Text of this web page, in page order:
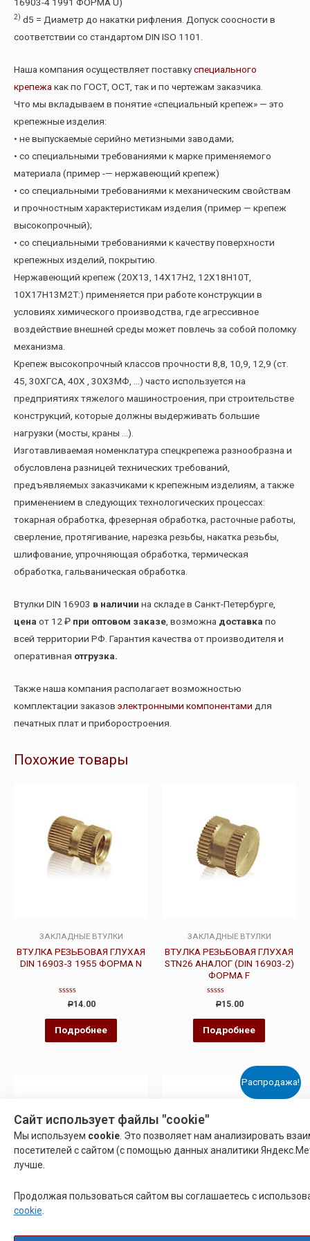
16903-4 1991 ФОРМА U)
2) d5 = Диаметр до накатки рифления. Допуск соосности в
соответствии со стандартом DIN ISO 1101.
Наша компания осуществляет поставкуспециального
крепежакак по ГОСТ, ОСТ, так и по чертежам заказчика.
Что мы вкладываем в понятие «специальный крепеж» — это
крепежные изделия:
• не выпускаемые серийно метизными заводами;
• со специальными требованиями к марке применяемого
материала (пример -— нержавеющий крепеж)
• со специальными требованиями к механическим свойствам
и прочностным характеристикам изделия (пример — крепеж
высокопрочный);
• со специальными требованиями к качеству поверхности
крепежных изделий, покрытию.
Нержавеющий крепеж (20Х13, 14Х17Н2, 12Х18Н10Т,
10Х17Н13М2Т:) применяется при работе конструкции в
условиях химического производства, где агрессивное
воздействие внешней среды может повлечь за собой поломку
механизма.
Крепеж высокопрочный классов прочности 8,8, 10,9, 12,9 (ст.
45, 30ХГСА, 40Х , 30Х3МФ, …) часто используется на
предприятиях тяжелого машиностроения, при строительстве
конструкций, которые должны выдерживать большие
нагрузки (мосты, краны …).
Изготавливаемая номенклатура спецкрепежа разнообразна и
обусловлена разницей технических требований,
предъявляемых заказчиками к крепежным изделиям, а также
применением в следующих технологических процессах:
токарная обработка, фрезерная обработка, расточные работы,
сверление, протягивание, нарезка резьбы, накатка резьбы,
шлифование, упрочняющая обработка, термическая
обработка, гальваническая обработка.
Втулки DIN 16903 в наличии на складе в Санкт-Петербурге,
цена от 12 ₽ при оптовом заказе , возможна доставка по
всей территории РФ. Гарантия качества от производителя и
оперативная отгрузка.
Также наша компания располагает возможностью
комплектации заказов электронными компонентами для
печатных плат и приборостроения.
Похожие товары
ЗАКЛАДНЫЕ ВТУЛКИ
ВТУЛКА РЕЗЬБОВАЯ ГЛУХАЯ
DIN 16903-3 1955 ФОРМА N
Оценка
из
5
Р14.00
Подробнее
ЗАКЛАДНЫЕ ВТУЛКИ
ВТУЛКА РЕЗЬБОВАЯ ГЛУХАЯ
STN26 АНАЛОГ (DIN 16903-2)
ФОРМА F
Оценка
из
5
Р15.00
Подробнее
Распродажа!
Сайт использует файлы "cookie"
Мы используем cookie. Это позволяет нам анализировать
посетителей с сайтом (с помощью данных аналитики
лучше.
Продолжая пользоваться сайтом вы соглашаетесь с
cookie